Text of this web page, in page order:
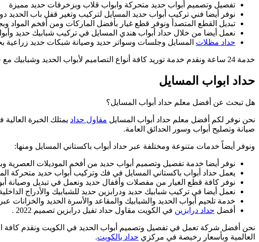
تفصيل وتصميم أبواب حديد متحركة وابواب قلاب وبزخرفات حديد مميزة
نوفر أيضا فني تركيب أبواب حديد المسايل لتركيب وتغير قفل باب
تبديل القطع المتصدأ ونوفر قطع غيار بأفضل الماركات ومن أفخم المواد
نعمل أيضا من خلال حداد أبواب هندي المسايل في تركيب شبابيك حديد
حداد مظلات المسايل وجلسات وسواتر حديد وصيانة شبكات حديد زراعية
خدمة 24 ساعة ونقدم خدمة توريد كافة أنواع التصاميم لأبواب الحديد وشبابيك مع خدمة التركيب والفك والصيانة وبخبرات أفضل فني تركيب أبواب حديد سرعة في الإنجاز والإتقان في العمل وبأسعار مناسبة.
حداد ابواب المسايل
هل تبحث عن أفضل معلم حداد أبواب المسايل؟
نحن نوفر لكم أفضل معلم حداد أبواب المسايل مقاول حداد يمتلك الخبرة
صيانة وتصليح أبواب وسور الحدائق العامة.
ونوفر أيضاً خدمات متنوعة ومختلفة عبر حداد أبواب باكستاني المسايل ومنها:
نوفر أيضا خدمة تفصيل وتصميم أبواب حديد من أفخم الموديلات العصرية
يعمل حداد أبواب باكستاني المسايل في فك وتركيب أبواب حديد متحركة
نوفر كافة قطع الغيار من مفصلات وأقفال حديد ونعمل في تبديل وصيانة
نعمل أيضا في تركيب شبابيك حديد ودرابزين حديد للشبابيك والأدراج
خدمة تلحيم أبواب الحديد والشبابيك والمقاعد والأسرة الحديد والخزانات
أفضل حداد درابزين في الكويت مقاول حداد تفيل درابزين تصميم 2022 .
نحن أفضل شركة تعمل في تفصيل وتصميم أبواب الحديد في الكويت ونقدم كافة
العالمية وبأسعار رخيصة في مركزي حداد بالكويت.